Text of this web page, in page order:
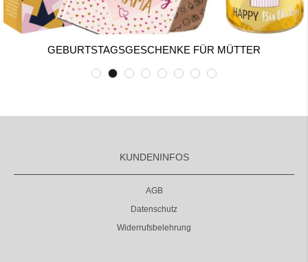
GEBURTSTAGSGESCHENKE FÜR MÜTTER
KUNDENINFOS
AGB
Datenschutz
Widerrufsbelehrung